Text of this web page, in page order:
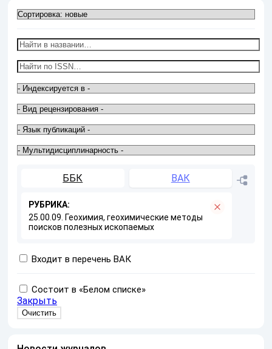
ББК ВАК
РУБРИКА:
25.00.09. Геохимия, геохимические методы
поисков полезных ископаемых
Входит в перечень ВАК
Состоит в «Белом списке»
Закрыть